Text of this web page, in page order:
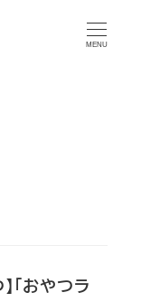
MENU
「おやつラ